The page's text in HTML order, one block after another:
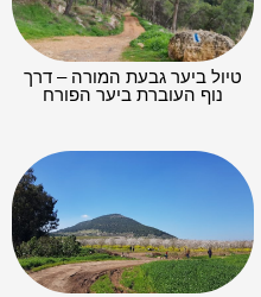
טיול ביער גבעת המורה – דרך
נוף העוברת ביער הפורח